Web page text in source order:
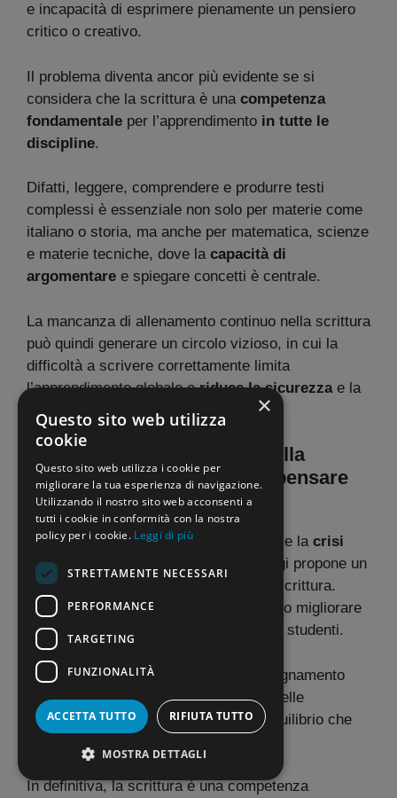
e incapacità di esprimere pienamente un pensiero
critico o creativo.
Il problema diventa ancor più evidente se si
considera che la scrittura è una competenza
fondamentale per l’apprendimento in tutte le
discipline.
Difatti, leggere, comprendere e produrre testi
complessi è essenziale non solo per materie come
italiano o storia, ma anche per matematica, scienze
e materie tecniche, dove lacapacità di
argomentare e spiegare concetti è centrale.
La mancanza di allenamento continuo nella scrittura
può quindi generare un circolo vizioso, in cui la
difficoltà a scrivere correttamente limita
l’apprendimento globale eriduce la sicurezzae la
motivazione dello studente.
Come sopperire alla crisi della
scrittura tra i più giovani: ripensare
l’insegnamento
Per invertire questa tendenza e arginare la crisi
della scrittura tra i più giovani
, Maggi propone un
ritorno alla pratica quotidiana
della scrittura.
Anche brevi esercizi giornalieri possono migliorare
significativamente le competenze degli studenti.
Inoltre, è fondamentale integrare l’insegnamento
della scrittura con l’uso consapevole delle
tecnologie digitali, promuovendo un equilibrio che
In definitiva, la scrittura è una competenza
×
Questo sito web utilizza
cookie
Questo sito web utilizza i cookie per
migliorare la tua esperienza di navigazione.
Utilizzando il nostro sito web acconsenti a
tutti i cookie in conformità con la nostra
policy per i cookie. Leggi di più
STRETTAMENTE NECESSARI
PERFORMANCE
TARGETING
FUNZIONALITÀ
ACCETTA TUTTO RIFIUTA TUTTO
MOSTRA DETTAGLI